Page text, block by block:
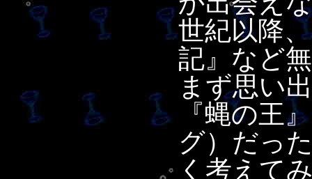
世紀以降
記』など
まず思い
『蝿の王
グ）だっ
く考えて